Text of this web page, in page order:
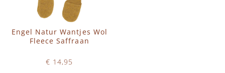
Engel Natur Wantjes Wol
Fleece Saffraan
€ 14,95